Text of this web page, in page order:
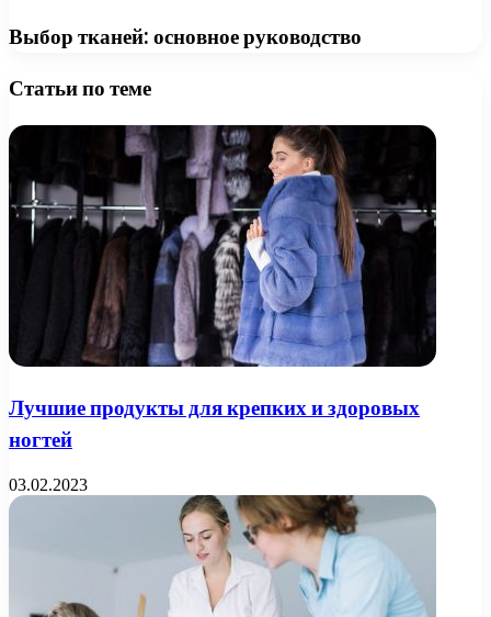
Выбор тканей: основное руководство
Статьи по теме
Лучшие продукты для крепких и здоровых
ногтей
03.02.2023